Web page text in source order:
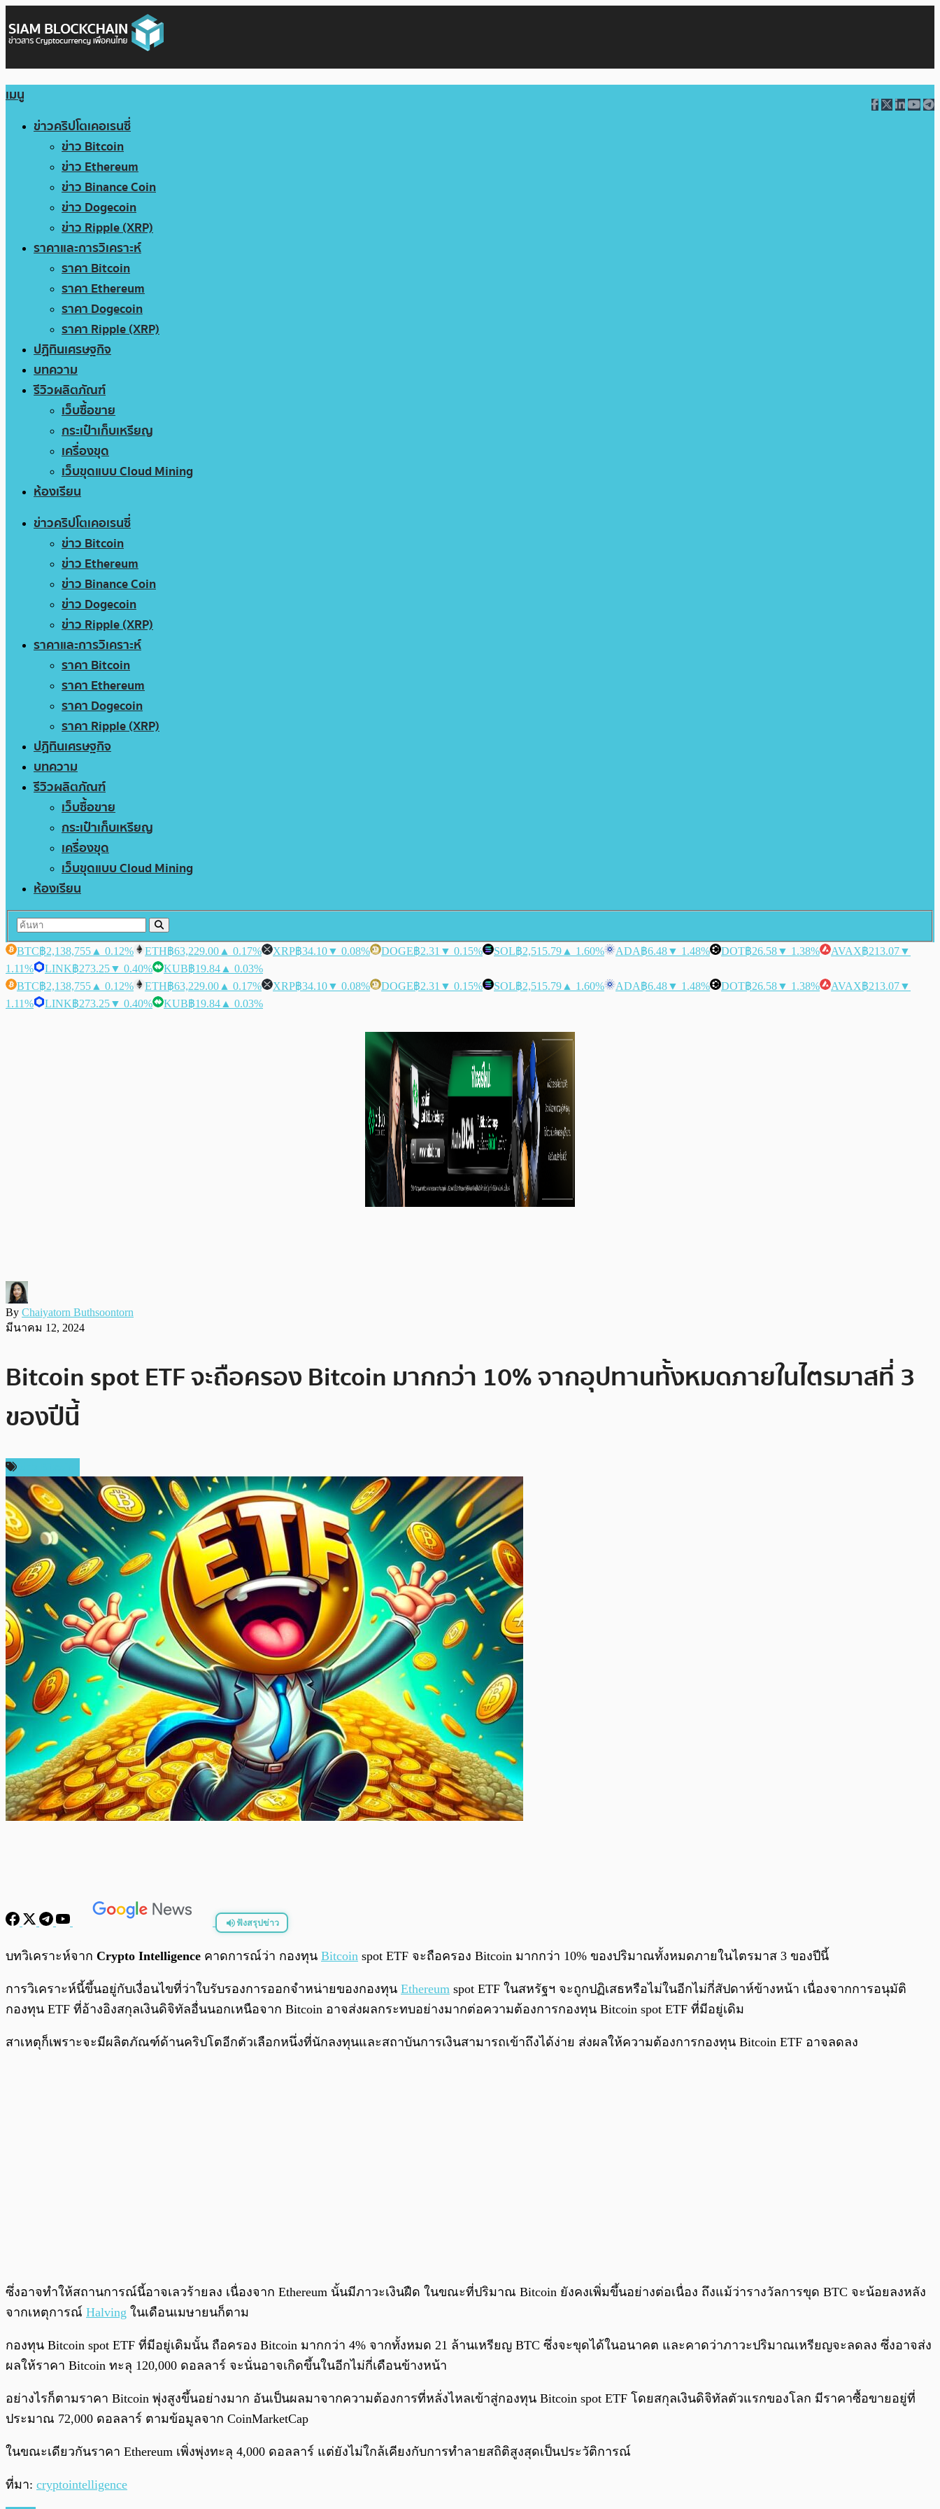
เมนู
ข่าวคริปโตเคอเรนซี่
ข่าว Bitcoin
ข่าว Ethereum
ข่าว Binance Coin
ข่าว Dogecoin
ข่าว Ripple (XRP)
ราคาและการวิเคราะห์
ราคา Bitcoin
ราคา Ethereum
ราคา Dogecoin
ราคา Ripple (XRP)
ปฏิทินเศรษฐกิจ
บทความ
รีวิวผลิตภัณฑ์
เว็บซื้อขาย
กระเป๋าเก็บเหรียญ
เครื่องขุด
เว็บขุดแบบ Cloud Mining
ห้องเรียน
ข่าวคริปโตเคอเรนซี่
ข่าว Bitcoin
ข่าว Ethereum
ข่าว Binance Coin
ข่าว Dogecoin
ข่าว Ripple (XRP)
ราคาและการวิเคราะห์
ราคา Bitcoin
ราคา Ethereum
ราคา Dogecoin
ราคา Ripple (XRP)
ปฏิทินเศรษฐกิจ
บทความ
รีวิวผลิตภัณฑ์
เว็บซื้อขาย
กระเป๋าเก็บเหรียญ
เครื่องขุด
เว็บขุดแบบ Cloud Mining
ห้องเรียน
BTC฿2,138,755 ▲ 0.12% ETH฿63,229.00 ▲ 0.17% XRP฿34.10▼ 0.08% DOGE฿2.31 ▼ 0.15% SOL฿2,515.79 ▲ 1.60% ADA฿6.48▼ 1.48% DOT฿26.58▼ 1.38% AVAX฿213.07▼
1.11%
LINK฿273.25▼ 0.40% KUB฿19.84 ▲ 0.03%
BTC฿2,138,755 ▲ 0.12% ETH฿63,229.00 ▲ 0.17% XRP฿34.10▼ 0.08% DOGE฿2.31 ▼ 0.15% SOL฿2,515.79 ▲ 1.60% ADA฿6.48▼ 1.48% DOT฿26.58▼ 1.38% AVAX฿213.07▼
1.11%
LINK฿273.25▼ 0.40% KUB฿19.84 ▲ 0.03%
By Chaiyatorn Buthsoontorn
มีนาคม 12, 2024
Bitcoin spot ETF จะถือครอง Bitcoin มากกว่า 10% จากอุปทานทั้งหมดภายในไตรมาสที่ 3
ของปีนี้
ฟังสรุปข่าว
พร้อมเล่น
บทวิเคราะห์จาก Crypto Intelligence คาดการณ์ว่า กองทุน Bitcoin spot ETF จะถือครอง Bitcoin มากกว่า 10% ของปริมาณทั้งหมดภายในไตรมาส 3 ของปีนี้
การวิเคราะห์นี้ขึ้นอยู่กับเงื่อนไขที่ว่าใบรับรองการออกจำหน่ายของกองทุน Ethereum spot ETF ในสหรัฐฯ จะถูกปฏิเสธหรือไม่ในอีกไม่กี่สัปดาห์ข้างหน้า เนื่องจากการอนุมัติ
กองทุน ETF ที่อ้างอิงสกุลเงินดิจิทัลอื่นนอกเหนือจาก Bitcoin อาจส่งผลกระทบอย่างมากต่อความต้องการกองทุน Bitcoin spot ETF ที่มีอยู่เดิม
สาเหตุก็เพราะจะมีผลิตภัณฑ์ด้านคริปโตอีกตัวเลือกหนึ่งที่นักลงทุนและสถาบันการเงินสามารถเข้าถึงได้ง่าย ส่งผลให้ความต้องการกองทุน Bitcoin ETF อาจลดลง
ซึ่งอาจทำให้สถานการณ์นี้อาจเลวร้ายลง เนื่องจาก Ethereum นั้นมีภาวะเงินฝืด ในขณะที่ปริมาณ Bitcoin ยังคงเพิ่มขึ้นอย่างต่อเนื่อง ถึงแม้ว่ารางวัลการขุด BTC จะน้อยลงหลัง
จากเหตุการณ์ Halving ในเดือนเมษายนก็ตาม
กองทุน Bitcoin spot ETF ที่มีอยู่เดิมนั้น ถือครอง Bitcoin มากกว่า 4% จากทั้งหมด 21 ล้านเหรียญ BTC ซึ่งจะขุดได้ในอนาคต และคาดว่าภาวะปริมาณเหรียญจะลดลง ซึ่งอาจส่ง
ผลให้ราคา Bitcoin ทะลุ 120,000 ดอลลาร์ จะนั่นอาจเกิดขึ้นในอีกไม่กี่เดือนข้างหน้า
อย่างไรก็ตามราคา Bitcoin พุ่งสูงขึ้นอย่างมาก อันเป็นผลมาจากความต้องการที่หลั่งไหลเข้าสู่กองทุน Bitcoin spot ETF โดยสกุลเงินดิจิทัลตัวแรกของโลก มีราคาซื้อขายอยู่ที่
ประมาณ 72,000 ดอลลาร์ ตามข้อมูลจาก CoinMarketCap
ในขณะเดียวกันราคา Ethereum เพิ่งพุ่งทะลุ 4,000 ดอลลาร์ แต่ยังไม่ใกล้เคียงกับการทำลายสถิติสูงสุดเป็นประวัติการณ์
ที่มา: cryptointelligence